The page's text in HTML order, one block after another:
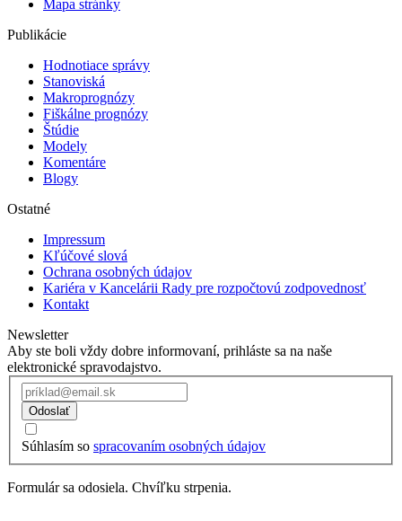
Mapa stránky
Publikácie
Hodnotiace správy
Stanoviská
Makroprognózy
Fiškálne prognózy
Štúdie
Modely
Komentáre
Blogy
Ostatné
Impressum
Kľúčové slová
Ochrana osobných údajov
Kariéra v Kancelárii Rady pre rozpočtovú zodpovednosť
Kontakt
Newsletter
Aby ste boli vždy dobre informovaní, prihláste sa na naše
elektronické spravodajstvo.
Odoslať
Súhlasím so spracovaním osobných údajov
Formulár sa odosiela. Chvíľku strpenia.